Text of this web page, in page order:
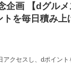
企画 【dグルメ
トを毎日積み上
アクセスし、dポイント